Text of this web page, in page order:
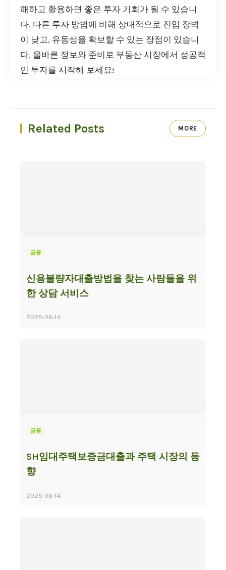
해하고 활용하면 좋은 투자 기회가 될 수 있습니
다. 다른 투자 방법에 비해 상대적으로 진입 장벽
이 낮고, 유동성을 확보할 수 있는 장점이 있습니
다. 올바른 정보와 준비로 부동산 시장에서 성공적
인 투자를 시작해 보세요!
Related Posts MORE
금융
신용불량자대출방법을 찾는 사람들을 위
한 상담 서비스
2025-06-14
금융
SH임대주택보증금대출과 주택 시장의 동
향
2025-06-14